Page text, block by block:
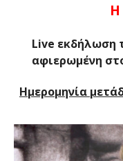
Η
Live εκδήλωση
αφιερωμένη
Ημερομηνία